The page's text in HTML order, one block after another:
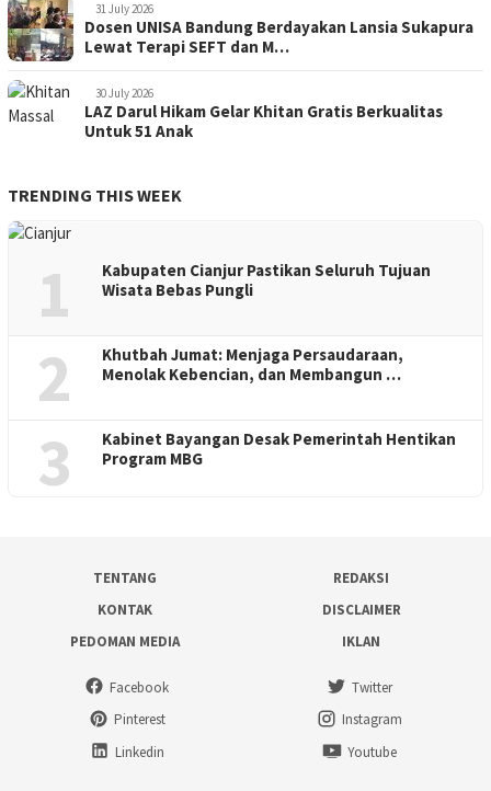
31 July 2026
Dosen UNISA Bandung Berdayakan Lansia Sukapura
Lewat Terapi SEFT dan M…
30 July 2026
LAZ Darul Hikam Gelar Khitan Gratis Berkualitas
Untuk 51 Anak
TRENDING THIS WEEK
1
Kabupaten Cianjur Pastikan Seluruh Tujuan
Wisata Bebas Pungli
2
Khutbah Jumat: Menjaga Persaudaraan,
Menolak Kebencian, dan Membangun …
3
Kabinet Bayangan Desak Pemerintah Hentikan
Program MBG
TENTANG
REDAKSI
KONTAK
DISCLAIMER
PEDOMAN MEDIA
IKLAN
Facebook
Twitter
Pinterest
Instagram
Linkedin
Youtube